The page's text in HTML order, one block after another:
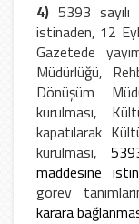
4) 5393 sayılı
istinaden, 12
Gazetede
Müdürlüğü,
Dönüşüm
kurulması,
kapatılarak
kurulması,
maddesine
görev
karara